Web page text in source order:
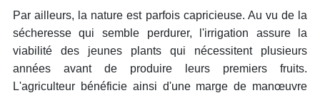
Par ailleurs, la nature est parfois capricieuse. Au vu de la
sécheresse qui semble perdurer, l'irrigation assure la
viabilité des jeunes plants qui nécessitent plusieurs
années avant de produire leurs premiers fruits.
L'agriculteur bénéficie ainsi d'une marge de manœuvre